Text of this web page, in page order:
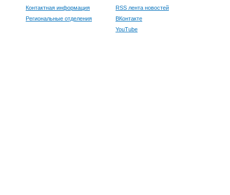
Контактная информация
Региональные отделения
RSS лента новостей
ВКонтакте
YouTube